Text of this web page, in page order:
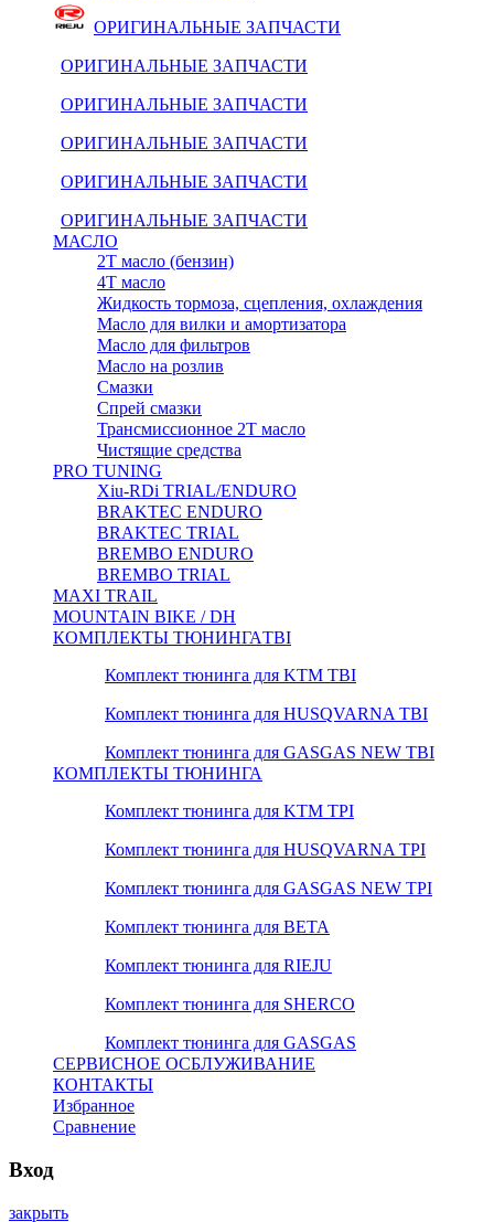
ОРИГИНАЛЬНЫЕ ЗАПЧАСТИ
ОРИГИНАЛЬНЫЕ ЗАПЧАСТИ
ОРИГИНАЛЬНЫЕ ЗАПЧАСТИ
ОРИГИНАЛЬНЫЕ ЗАПЧАСТИ
ОРИГИНАЛЬНЫЕ ЗАПЧАСТИ
ОРИГИНАЛЬНЫЕ ЗАПЧАСТИ
МАСЛО
2Т масло (бензин)
4Т масло
Жидкость тормоза, сцепления, охлаждения
Масло для вилки и амортизатора
Масло для фильтров
Масло на розлив
Смазки
Спрей смазки
Трансмиссионное 2Т масло
Чистящие средства
PRO TUNING
Xiu-RDi TRIAL/ENDURO
BRAKTEC ENDURO
BRAKTEC TRIAL
BREMBO ENDURO
BREMBO TRIAL
MAXI TRAIL
MOUNTAIN BIKE / DH
КОМПЛЕКТЫ ТЮНИНГАTBI
Комплект тюнинга для KTM TBI
Комплект тюнинга для HUSQVARNA TBI
Комплект тюнинга для GASGAS NEW TBI
КОМПЛЕКТЫ ТЮНИНГА
Комплект тюнинга для KTM TPI
Комплект тюнинга для HUSQVARNA TPI
Комплект тюнинга для GASGAS NEW TPI
Комплект тюнинга для BETA
Комплект тюнинга для RIEJU
Комплект тюнинга для SHERCO
Комплект тюнинга для GASGAS
СЕРВИСНОЕ ОСБЛУЖИВАНИЕ
КОНТАКТЫ
Избранное
Сравнение
Вход
закрыть